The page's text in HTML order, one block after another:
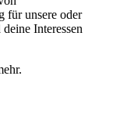
für unsere oder
Interessen